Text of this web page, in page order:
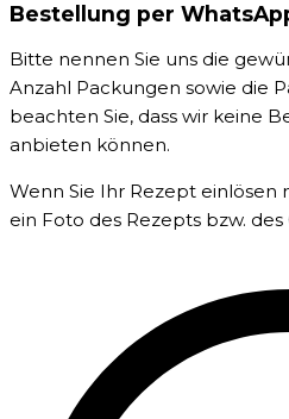
Bestellung per
Bitte nennen Sie uns die
Anzahl Packungen sowie die
beachten Sie, dass wir keine
anbieten können.
Wenn Sie Ihr Rezept einlösen
ein Foto des Rezepts bzw. des